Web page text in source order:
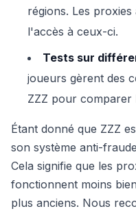
régions. Les
l'accès à ceux-ci.
Tests sur
joueurs gèrent des
ZZZ pour comparer
Étant donné que ZZZ
son système anti-
Cela signifie que les
fonctionnent moins
plus anciens. Nous